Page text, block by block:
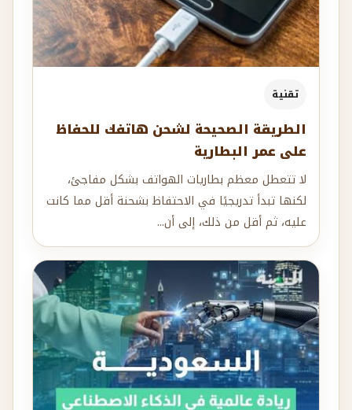
تقنية
الطريقة الصحيحة لشحن هاتفك للحفاظ
على عمر البطارية
لا تتعطل معظم بطاريات الهواتف بشكل مفاجئ،
لكنها تبدأ تدريجيًا في الاحتفاظ بشحنة أقل مما كانت
عليه، ثم أقل من ذلك، إلى أن...